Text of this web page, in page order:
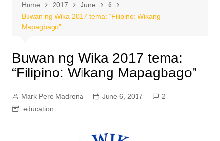
Home 2017 June
6
Buwan ng Wika 2017 tema: “Filipino: Wikang
Mapagbago”
Buwan ng Wika 2017 tema:
“Filipino: Wikang Mapagbago”
Mark Pere Madrona June 6, 2017
2
education